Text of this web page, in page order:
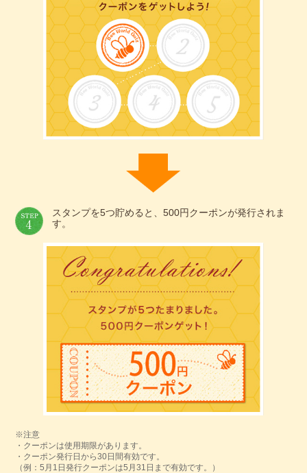
スタンプを5つ貯めると、500円クーポンが発行されま
す。
※注意
・クーポンは使用期限があります。
・クーポン発行日から30日間有効です。
（例：5月1日発行クーポンは5月31日まで有効です。）